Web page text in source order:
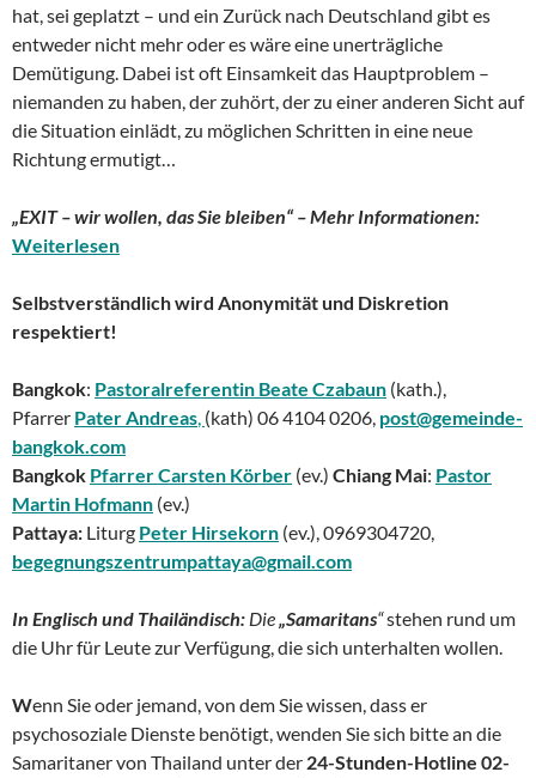
hat, sei geplatzt – und ein Zurück nach Deutschland gibt es
entweder nicht mehr oder es wäre eine unerträgliche
Demütigung. Dabei ist oft Einsamkeit das Hauptproblem –
niemanden zu haben, der zuhört, der zu einer anderen Sicht auf
die Situation einlädt, zu möglichen Schritten in eine neue
Richtung ermutigt…
„EXIT – wir wollen, das Sie bleiben“ – Mehr Informationen:
Weiterlesen
Selbstverständlich wird Anonymität und Diskretion
respektiert!
Bangkok: Pastoralreferentin Beate Czabaun (kath.),
Pfarrer Pater Andreas, (kath) 06 4104 0206, post@gemeinde-
bangkok.com
Bangkok Pfarrer Carsten Körber (ev.) Chiang Mai: Pastor
Martin Hofmann (ev.)
Pattaya: Liturg Peter Hirsekorn (ev.), 0969304720,
begegnungszentrumpattaya@gmail.com
In Englisch und Thailändisch: Die„Samaritans“stehen rund um
die Uhr für Leute zur Verfügung, die sich unterhalten wollen.
Wenn Sie oder jemand, von dem Sie wissen, dass er
psychosoziale Dienste benötigt, wenden Sie sich bitte an die
Samaritaner von Thailand unter der 24-Stunden-Hotline 02-